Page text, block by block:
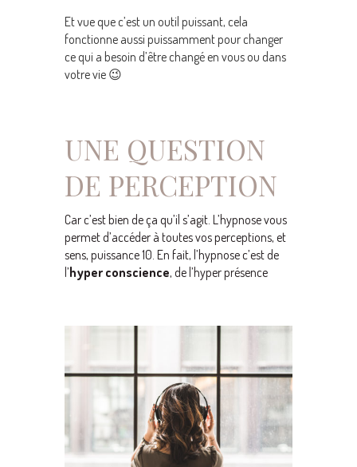
Et vue que c’est un outil puissant, cela
fonctionne aussi puissamment pour changer
ce qui a besoin d’être changé en vous ou dans
votre vie 😉
UNE QUESTION
DE PERCEPTION
Car c’est bien de ça qu’il s’agit. L’hypnose vous
permet d’accéder à toutes vos perceptions, et
sens, puissance 10. En fait, l’hypnose c’est de
l’hyper conscience, de l’hyper présence